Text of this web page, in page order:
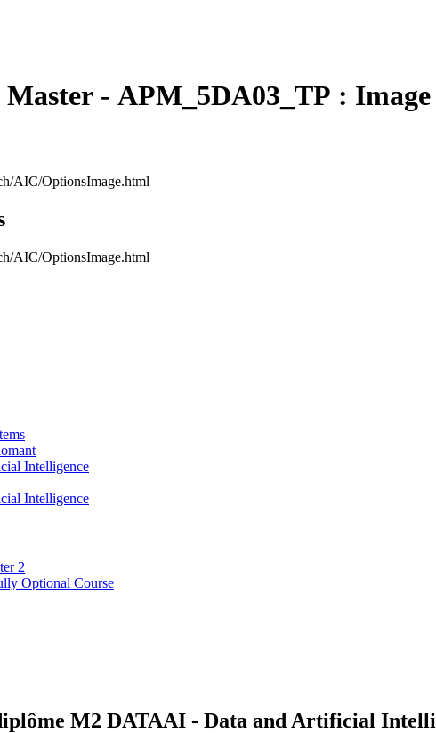
Master - APM_5DA03_TP :
AIC/OptionsImage.html
AIC/OptionsImage.html
Intelligence
Intelligence
2
Optional Course
M2 DATAAI - Data and Artificial